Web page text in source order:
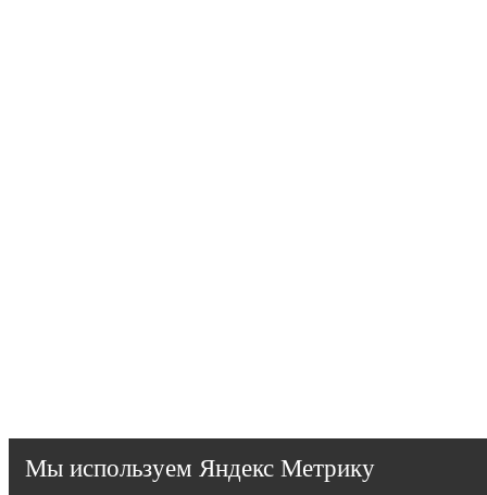
Мы используем Яндекс Метрику